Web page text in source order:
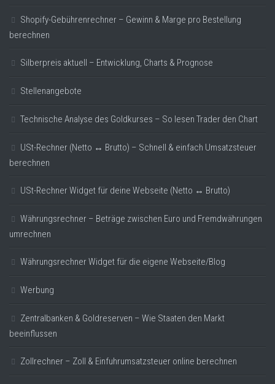
Shopify-Gebührenrechner – Gewinn & Marge pro Bestellung
berechnen
Silberpreis aktuell – Entwicklung, Charts & Prognose
Stellenangebote
Technische Analyse des Goldkurses – So lesen Trader den Chart
USt-Rechner (Netto ↔ Brutto) – Schnell & einfach Umsatzsteuer
berechnen
USt-Rechner Widget für deine Webseite (Netto ↔ Brutto)
Währungsrechner – Beträge zwischen Euro und Fremdwährungen
umrechnen
Währungsrechner Widget für die eigene Webseite/Blog
Werbung
Zentralbanken & Goldreserven – Wie Staaten den Markt
beeinflussen
Zollrechner – Zoll & Einfuhrumsatzsteuer online berechnen